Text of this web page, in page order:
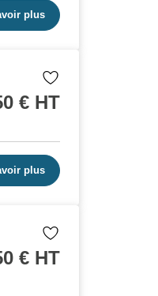
plus
€ HT
plus
€ HT